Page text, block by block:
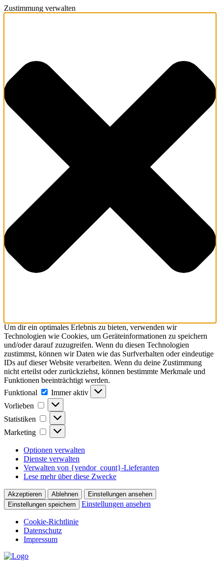
Zustimmung verwalten
Um dir ein optimales Erlebnis zu bieten, verwenden wir
Technologien wie Cookies, um Geräteinformationen zu speichern
und/oder darauf zuzugreifen. Wenn du diesen Technologien
zustimmst, können wir Daten wie das Surfverhalten oder eindeutige
IDs auf dieser Website verarbeiten. Wenn du deine Zustimmung
nicht erteilst oder zurückziehst, können bestimmte Merkmale und
Funktionen beeinträchtigt werden.
Funktional
Funktional
Immer aktiv
Vorlieben
Vorlieben
Statistiken Statistiken
Marketing Marketing
Optionen verwalten
Dienste verwalten
Verwalten von {vendor_count}-Lieferanten
Lese mehr über diese Zwecke
Akzeptieren Ablehnen
Einstellungen ansehen
Einstellungen speichern
Einstellungen ansehen
Cookie-Richtlinie
Datenschutz
Impressum